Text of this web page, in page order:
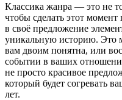
Классика жанра — это не
чтобы сделать этот
в своё предложение
уникальную историю. Это
вам двоим понятна, или
событии в ваших
не просто красивое
который будет согревать
лет.